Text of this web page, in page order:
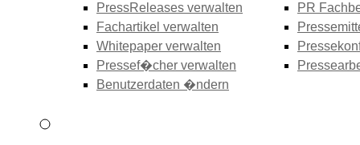
PressReleases verwalten
Fachartikel verwalten
Whitepaper verwalten
Pressef�cher verwalten
Benutzerdaten �ndern
PR